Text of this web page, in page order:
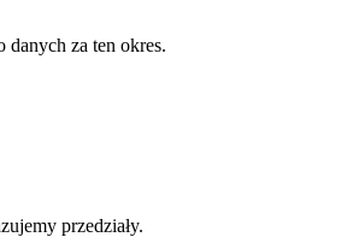
danych za ten okres.
przedziały.